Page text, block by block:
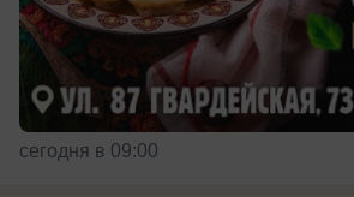
сегодня в 09:00